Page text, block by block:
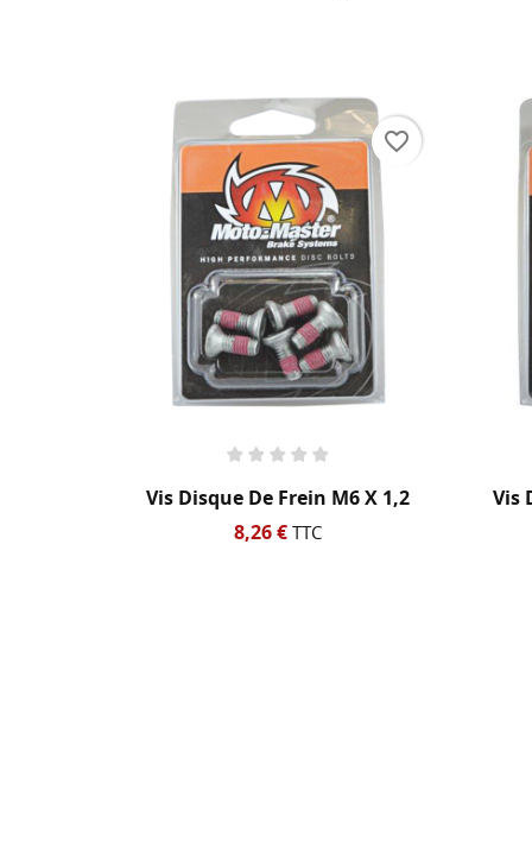
Vis De Disque De Frein M6 X
1,25
favorite_border